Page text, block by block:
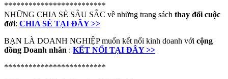
*************************
NHỮNG CHIA SẺ SÂU SẮC về những trang sách thay đổi cuộc
đời: CHIA SẺ TẠI ĐÂY >>
BẠN LÀ DOANH NGHIỆP muốn kết nối kinh doanh với cộng
đồng Doanh nhân : KẾT NỐI TẠI ĐÂY >>
*************************